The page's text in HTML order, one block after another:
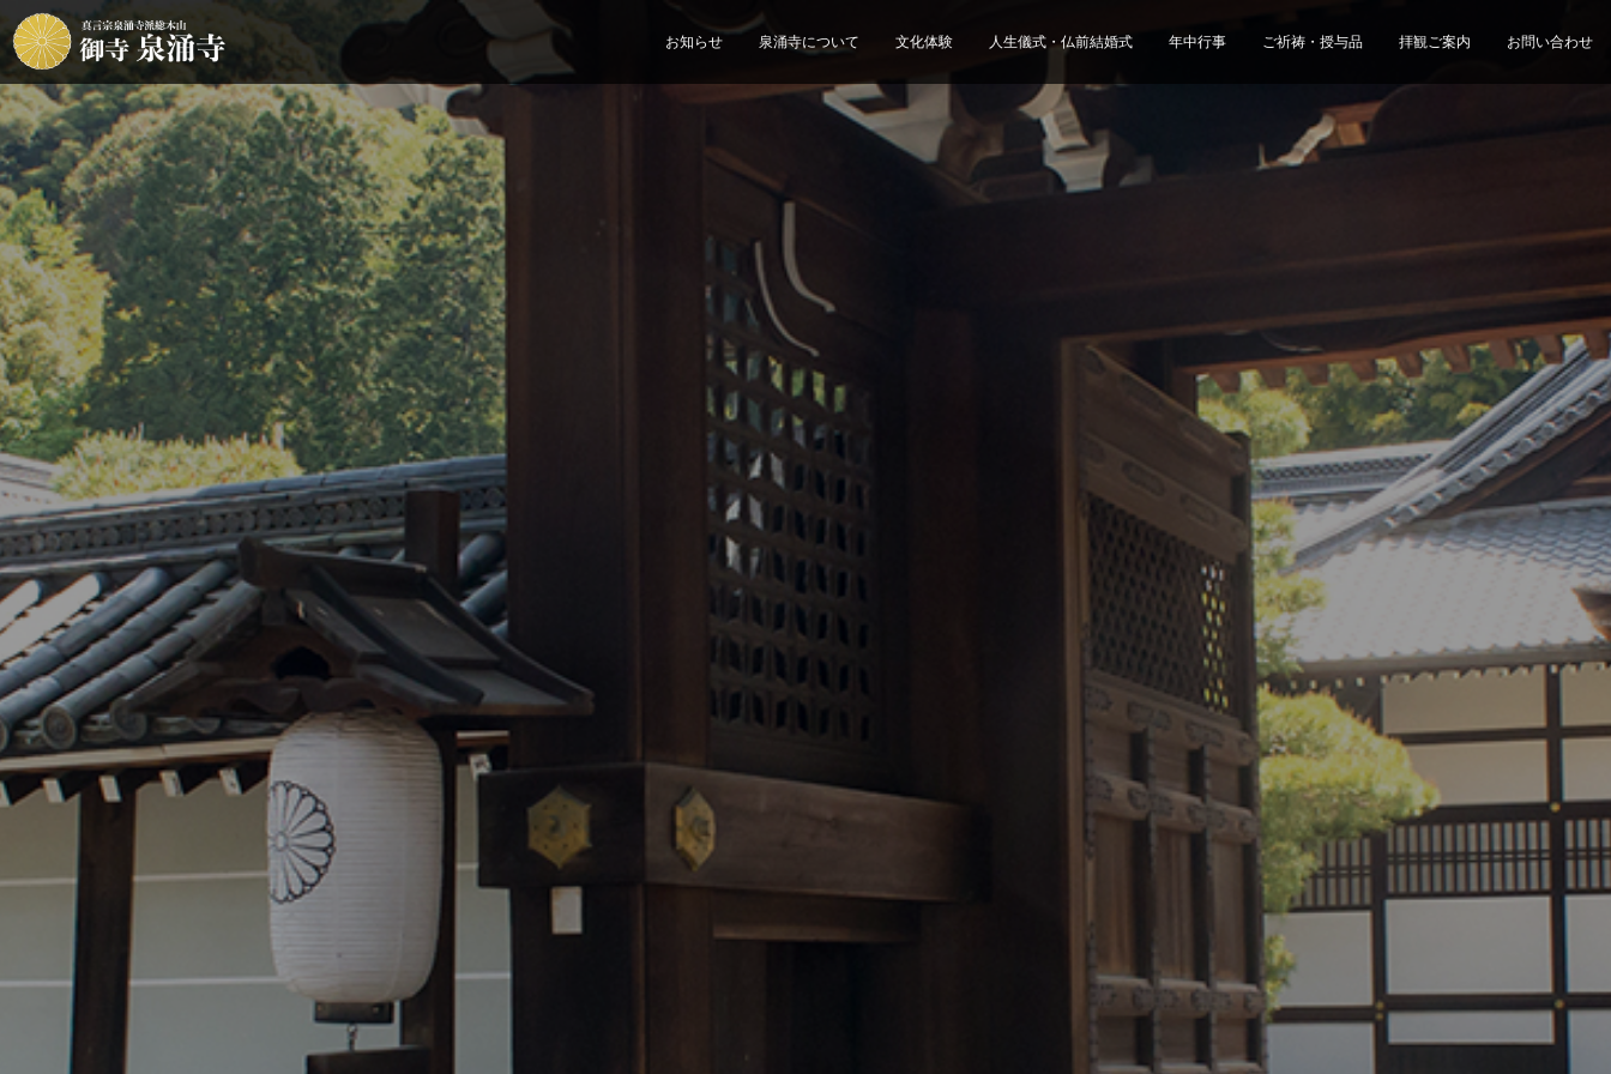
お知らせ
８月２９日、３０日 教学講習会 公
開講座のお知らせ
【朝粥付早朝拝観】2026 9月 泉涌寺
楊貴妃観音堂「朝参り」開催
OTOBUTAI 2026 一般観覧募集 泉涌寺の夏の新たな彩「願いの笹」
【２０２６夏休み】泉涌寺で親子文化
体験イベント開催｜絵本づくり・精進
料理・お寺案内を楽しむ一日
泉涌寺について
泉涌寺と皇室 文化財・施設 山内寺院 御寺 泉涌寺を護る会
泉山幼稚園
文化体験
華道 月輪未生流 香道 泉山御流 算賀の祝
人生儀式・仏前結婚式 年中行事 ご祈祷・授与品 拝観ご案内 お問い合わせ
よくあるご質問 お問い合わせフォーム 報道関係の皆様へ